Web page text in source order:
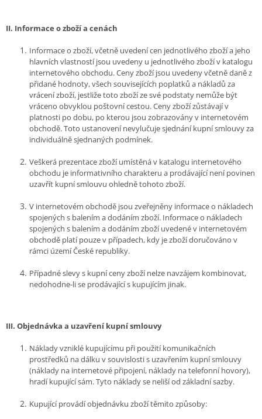
II. Informace o zboží a cenách
Informace o zboží, včetně uvedení cen jednotlivého zboží a jeho
hlavních vlastností jsou uvedeny u jednotlivého zboží v katalogu
internetového obchodu. Ceny zboží jsou uvedeny včetně daně z
přidané hodnoty, všech souvisejících poplatků a nákladů za
vrácení zboží, jestliže toto zboží ze své podstaty nemůže být
vráceno obvyklou poštovní cestou. Ceny zboží zůstávají v
platnosti po dobu, po kterou jsou zobrazovány v internetovém
obchodě. Toto ustanovení nevylučuje sjednání kupní smlouvy za
individuálně sjednaných podmínek.
Veškerá prezentace zboží umístěná v katalogu internetového
obchodu je informativního charakteru a prodávající není povinen
uzavřít kupní smlouvu ohledně tohoto zboží.
V internetovém obchodě jsou zveřejněny informace o nákladech
spojených s balením a dodáním zboží. Informace o nákladech
spojených s balením a dodáním zboží uvedené v internetovém
obchodě platí pouze v případech, kdy je zboží doručováno v
rámci území České republiky.
Případné slevy s kupní ceny zboží nelze navzájem kombinovat,
nedohodne-li se prodávající s kupujícím jinak.
III. Objednávka a uzavření kupní smlouvy
Náklady vzniklé kupujícímu při použití komunikačních
prostředků na dálku v souvislosti s uzavřením kupní smlouvy
(náklady na internetové připojení, náklady na telefonní hovory),
hradí kupující sám. Tyto náklady se neliší od základní sazby.
Kupující provádí objednávku zboží těmito způsoby: